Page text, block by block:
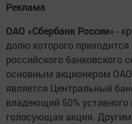
Реклама
ОАО «Сбербанк России» -
долю которого приходится
российского банковского
основным акционером ОАО
является Центральный
владеющий 50%
голосующая акция.